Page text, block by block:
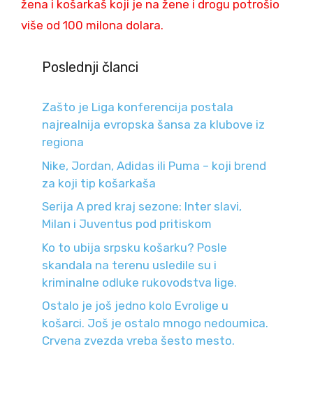
žena i košarkaš koji je na žene i drogu potrošio
više od 100 milona dolara.
Poslednji članci
Zašto je Liga konferencija postala
najrealnija evropska šansa za klubove iz
regiona
Nike, Jordan, Adidas ili Puma – koji brend
za koji tip košarkaša
Serija A pred kraj sezone: Inter slavi,
Milan i Juventus pod pritiskom
Ko to ubija srpsku košarku? Posle
skandala na terenu usledile su i
kriminalne odluke rukovodstva lige.
Ostalo je još jedno kolo Evrolige u
košarci. Još je ostalo mnogo nedoumica.
Crvena zvezda vreba šesto mesto.